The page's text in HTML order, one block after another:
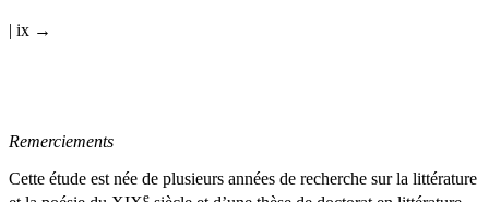
Cette étude est née de plusieurs années de recherche sur la littérature